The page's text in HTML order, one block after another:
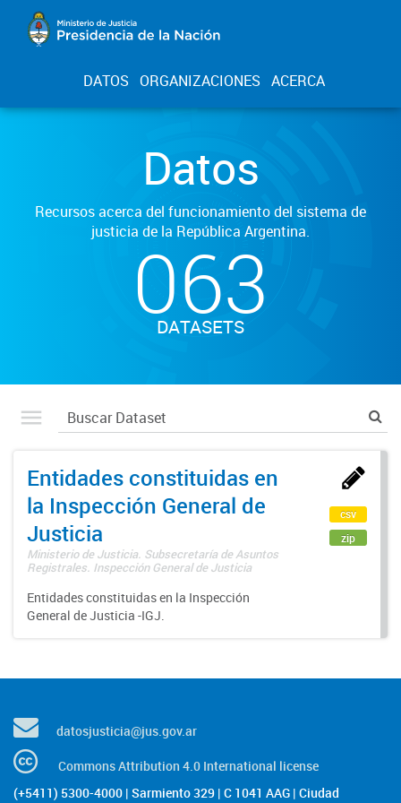
DATOS ORGANIZACIONES ACERCA
Datos
Recursos acerca del funcionamiento del sistema de
justicia de la República Argentina.
063
DATASETS
Entidades constituidas en
la Inspección General de
Justicia
Ministerio de Justicia. Subsecretaría de Asuntos
Registrales. Inspección General de Justicia
Entidades constituidas en la Inspección
General de Justicia -IGJ.
csv
zip
datosjusticia@jus.gov.ar
Commons Attribution 4.0 International license
(+5411) 5300-4000 | Sarmiento 329 | C 1041 AAG | Ciudad